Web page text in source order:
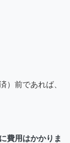
）前であれば、
費用はかかりま